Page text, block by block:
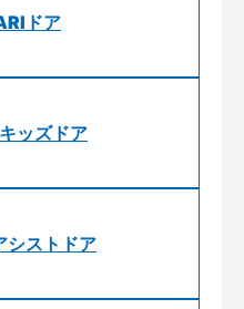
ドア
ッズドア
ストドア